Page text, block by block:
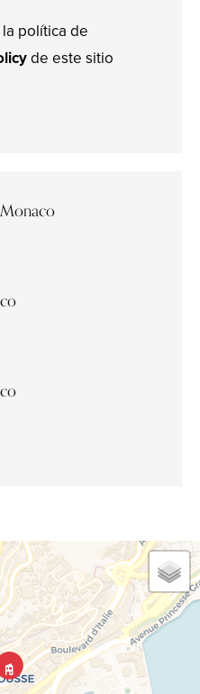
política de
de este sitio